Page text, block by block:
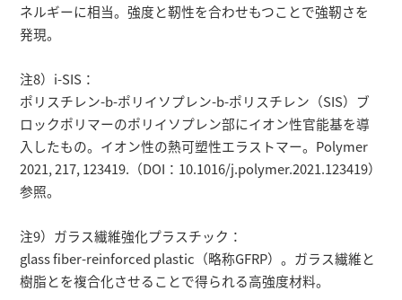
ネルギーに相当。強度と靭性を合わせもつことで強靭さを
発現。
注8）i-SIS：
ポリスチレン-b-ポリイソプレン-b-ポリスチレン（SIS）ブ
ロックポリマーのポリイソプレン部にイオン性官能基を導
入したもの。イオン性の熱可塑性エラストマー。Polymer
2021, 217, 123419.（DOI：10.1016/j.polymer.2021.123419）
参照。
注9）ガラス繊維強化プラスチック：
glass fiber-reinforced plastic（略称GFRP）。ガラス繊維と
樹脂とを複合化させることで得られる高強度材料。